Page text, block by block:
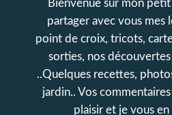
Bienvenue sur mon
partager avec vous mes
point de croix, tricots,
sorties, nos
..Quelques recettes,
jardin.. Vos
plaisir et je vous